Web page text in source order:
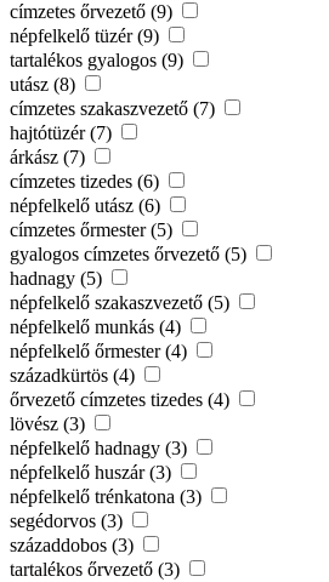
címzetes őrvezető (9)
népfelkelő tüzér (9)
tartalékos gyalogos (9)
utász (8)
címzetes szakaszvezető (7)
hajtótüzér (7)
árkász (7)
címzetes tizedes (6)
népfelkelő utász (6)
címzetes őrmester (5)
gyalogos címzetes őrvezető (5)
hadnagy (5)
népfelkelő szakaszvezető (5)
népfelkelő munkás (4)
népfelkelő őrmester (4)
századkürtös (4)
őrvezető címzetes tizedes (4)
lövész (3)
népfelkelő hadnagy (3)
népfelkelő huszár (3)
népfelkelő trénkatona (3)
segédorvos (3)
századdobos (3)
tartalékos őrvezető (3)